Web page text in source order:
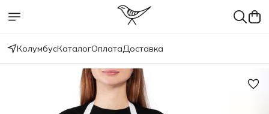
КолумбусКаталогОплатаДоставка